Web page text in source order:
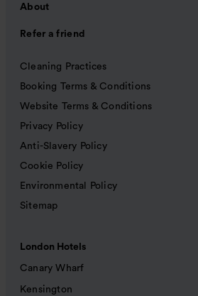
About
Refer a friend
Cleaning Practices
Booking Terms & Conditions
Website Terms & Conditions
Privacy Policy
Anti-Slavery Policy
Cookie Policy
Environmental Policy
Sitemap
London Hotels
Canary Wharf
Kensington